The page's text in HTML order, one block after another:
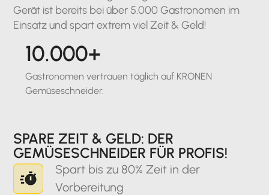
10.000+
Gastronomen vertrauen täglich auf KRONEN
Gemüseschneider.
Gerät ist bereits bei über 5.000 Gastronomen im
Einsatz und spart extrem viel Zeit & Geld!
SPARE ZEIT & GELD: DER
GEMÜSESCHNEIDER FÜR PROFIS!
Spart bis zu 80% Zeit in der
Vorbereitung